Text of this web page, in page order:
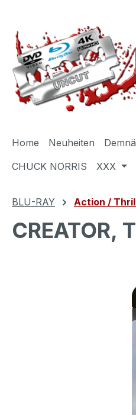
Home Neuheiten
CHUCK NORRIS
XXX
BLU-RAY Action /
CREATOR,